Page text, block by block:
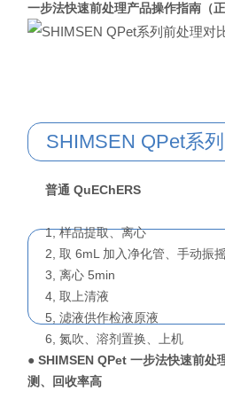
一步法快速前处理产品操作指南（正
SHIMSEN QPet系列
普通 QuEChERS
1, 样品提取、离心
2, 取 6mL 加入净化管、手动振
3, 离心 5min
4, 取上清液
5, 滤液供作检液原液
6, 氮吹、溶剂置换、上机
● SHIMSEN QPet 一步法快速前处
测、回收率高